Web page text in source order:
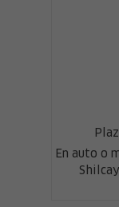
En auto o